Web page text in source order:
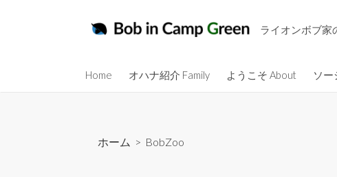
へ
ライオンボブ家
Home オハナ紹介 Family ようこそ About ソー
ホーム > BobZoo